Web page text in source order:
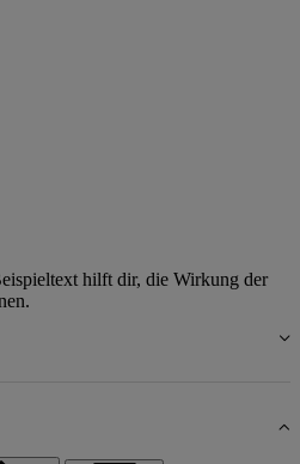
hilft dir, die Wirkung der